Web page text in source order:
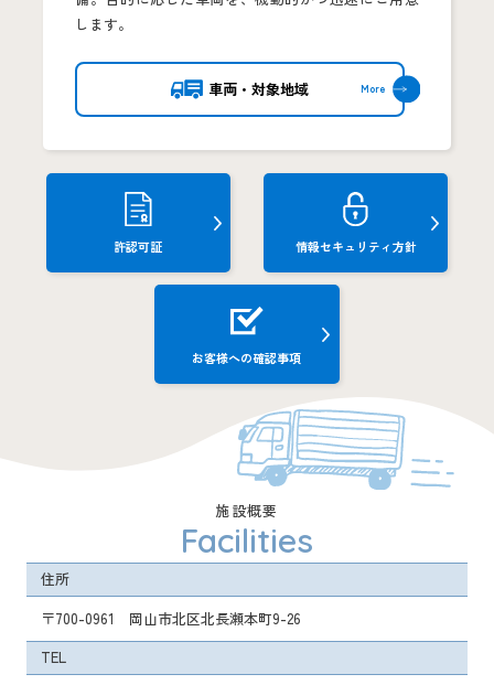
します。
車両・対象地域
許認可証 情報セキュリティ方針
お客様への確認事項
施設概要
Facilities
住所
〒700-0961 岡山市北区北長瀬本町9-26
TEL